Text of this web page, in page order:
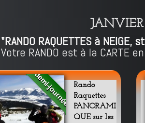
JANVIER
"RANDO RAQUETTES à NEIGE,
Votre RANDO est à la CARTE en
demi-journée Rando
Raquettes
PANORAMI
QUE sur les